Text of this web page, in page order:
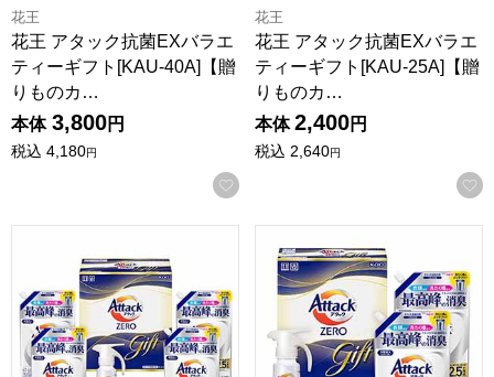
花王
花王 アタック抗菌EXバラエ
ティーギフト[KAU-40A]【贈
りものカ…
本体 3,800円
税込 4,180円
お気に入りに登録する
花王
花王 アタック抗菌EXバラエ
ティーギフト[KAU-25A]【贈
りものカ…
本体 2,400円
税込 2,640円